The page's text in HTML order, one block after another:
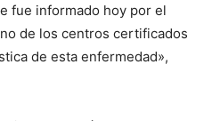
fue informado hoy por el
de los centros certificados
de esta enfermedad»,